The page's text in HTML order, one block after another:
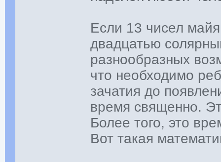
Если 13 чисел
двадцатью
разнообразных
что необходимо
зачатия до
время священно.
Более того, это
Вот такая